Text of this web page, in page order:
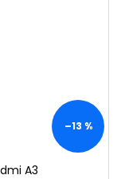
–13 %
A3